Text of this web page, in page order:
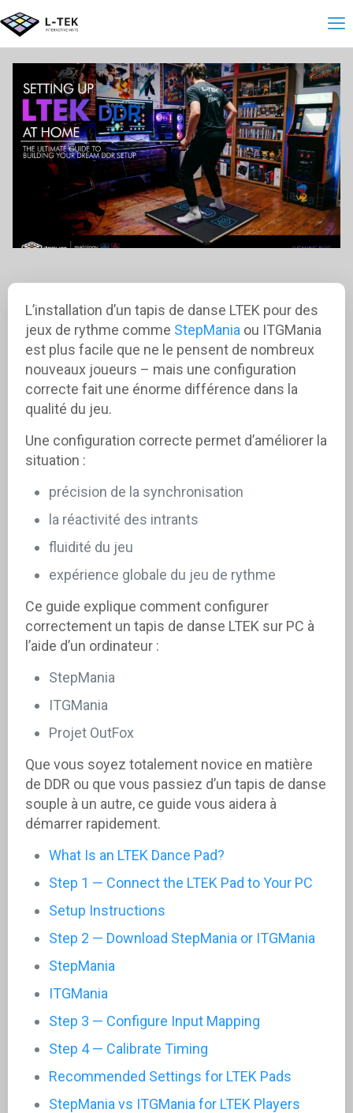
L’installation d’un tapis de danse LTEK pour des
jeux de rythme comme StepMania ou ITGMania
est plus facile que ne le pensent de nombreux
nouveaux joueurs – mais une configuration
correcte fait une énorme différence dans la
qualité du jeu.
Une configuration correcte permet d’améliorer la
situation :
précision de la synchronisation
la réactivité des intrants
fluidité du jeu
expérience globale du jeu de rythme
Ce guide explique comment configurer
correctement un tapis de danse LTEK sur PC à
l’aide d’un ordinateur :
StepMania
ITGMania
Projet OutFox
Que vous soyez totalement novice en matière
de DDR ou que vous passiez d’un tapis de danse
souple à un autre, ce guide vous aidera à
démarrer rapidement.
What Is an LTEK Dance Pad?
Step 1 — Connect the LTEK Pad to Your PC
Setup Instructions
Step 2 — Download StepMania or ITGMania
StepMania
ITGMania
Step 3 — Configure Input Mapping
Step 4 — Calibrate Timing
Recommended Settings for LTEK Pads
StepMania vs ITGMania for LTEK Players